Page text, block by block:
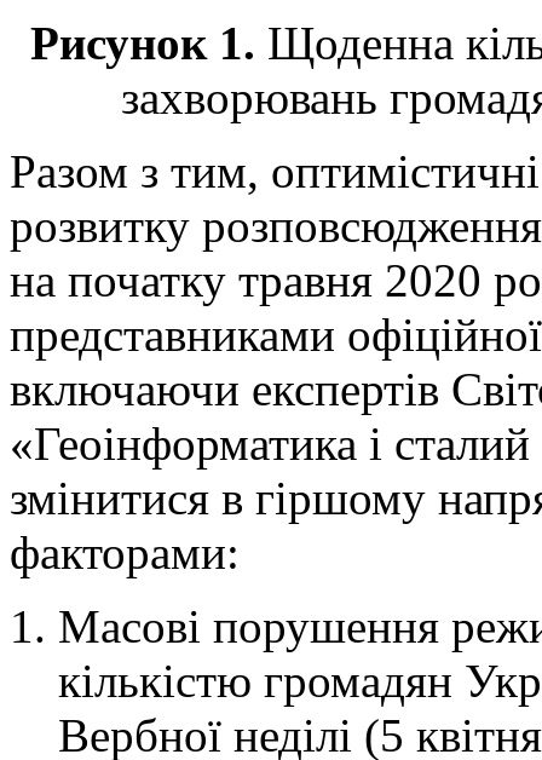
Рисунок 1. Щоденна
захворювань
Разом з тим,
розвитку розповсюдження
на початку травня 2020
представниками
включаючи експертів
«Геоінформатика і
змінитися в гіршому
факторами:
Масові порушення
кількістю громадян
Вербної неділі (5